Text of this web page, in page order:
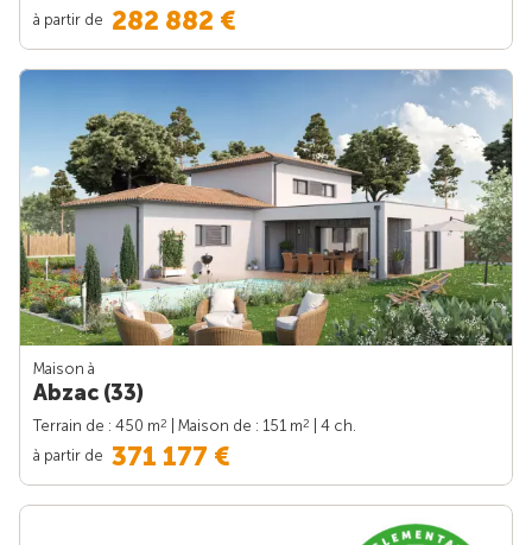
à partir de 282 882 €
Maison à
Abzac (33)
Terrain de : 450 m2 | Maison de : 151 m2
| 4 ch.
à partir de 371 177 €